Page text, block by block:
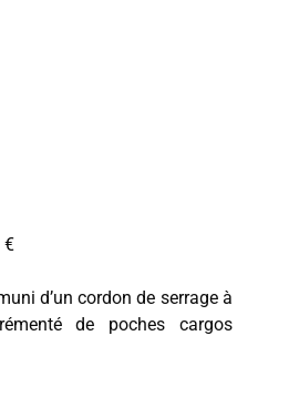
€
d’un cordon de serrage à
de poches cargos